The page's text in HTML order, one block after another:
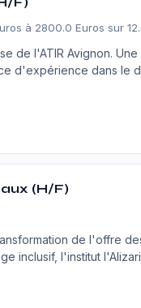
à 2800.0 Euros sur
de l'ATIR Avignon.
d'expérience dans le
(H/F)
de l'offre
inclusif, l'institut